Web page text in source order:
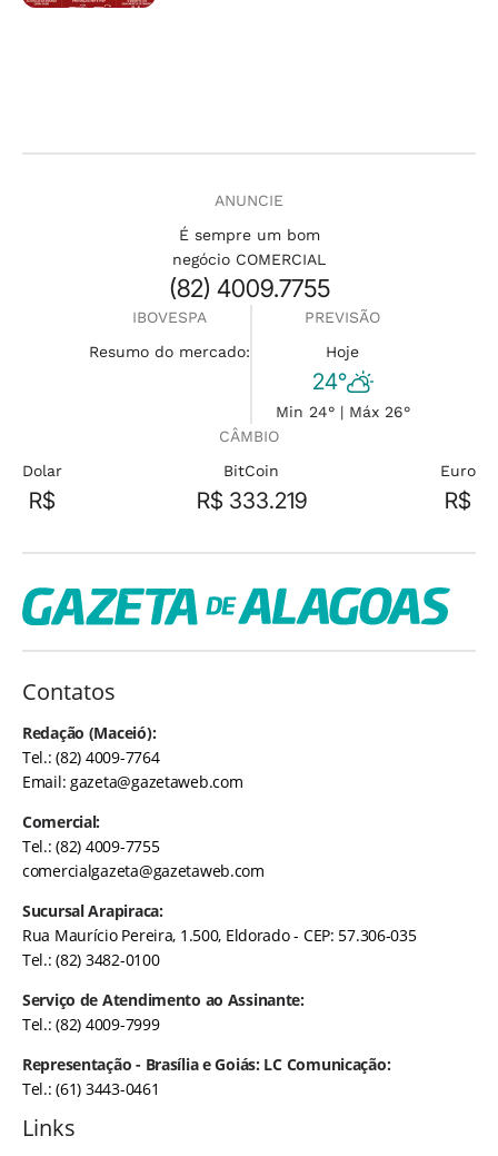
ANUNCIE
É sempre um bom
negócio COMERCIAL
(82) 4009.7755
IBOVESPA
Resumo do mercado:
PREVISÃO
Hoje
24°
Min 24° | Máx 26°
CÂMBIO
Dolar
R$
BitCoin
R$ 333.219
Euro
R$
Contatos
Redação (Maceió):
Tel.: (82) 4009-7764
Email:gazeta@gazetaweb.com
Comercial:
Tel.: (82) 4009-7755
comercialgazeta@gazetaweb.com
Sucursal Arapiraca:
Rua Maurício Pereira, 1.500, Eldorado - CEP: 57.306-035
Tel.: (82) 3482-0100
Serviço de Atendimento ao Assinante:
Tel.: (82) 4009-7999
Representação - Brasília e Goiás: LC Comunicação:
Tel.: (61) 3443-0461
Links